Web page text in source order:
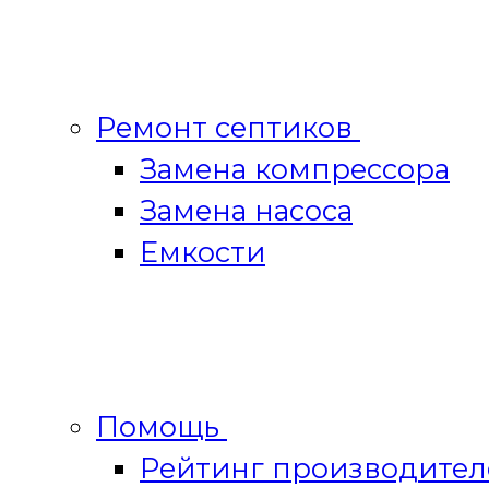
Ремонт септиков
Замена компрессора
Замена насоса
Емкости
Помощь
Рейтинг